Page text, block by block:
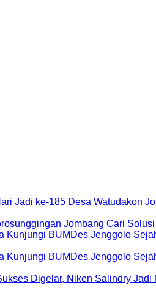
Jadi ke-185 Desa Watudakon
Jombang Cari
Kunjungi BUMDes Jenggolo
Kunjungi BUMDes Jenggolo
Digelar, Niken Salindry Jadi